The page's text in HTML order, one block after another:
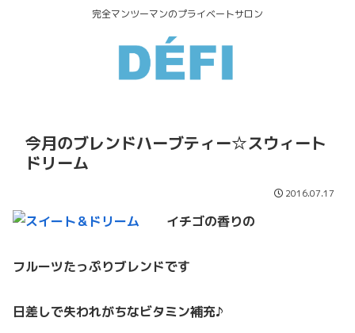
完全マンツーマンのプライベートサロン
今月のブレンドハーブティー☆スウィート
ドリーム
2016.07.17
イチゴの香りの
フルーツたっぷりブレンドです
日差しで失われがちなビタミン補充♪